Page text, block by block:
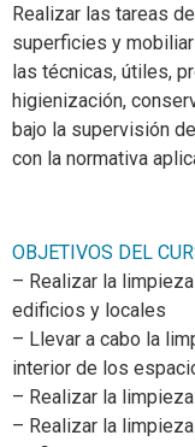
Realizar las tareas
superficies y
las técnicas, útiles,
higienización,
bajo la supervisión
con la normativa
OBJETIVOS DEL
– Realizar la
edificios y locales
– Llevar a cabo la
interior de los
– Realizar la
– Realizar la